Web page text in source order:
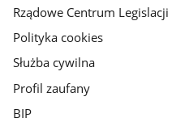
Rządowe Centrum Legislacji
Polityka cookies
Służba cywilna
Profil zaufany
BIP